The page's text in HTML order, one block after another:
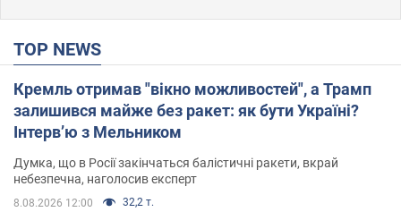
TOP NEWS
Кремль отримав "вікно можливостей", а Трамп
залишився майже без ракет: як бути Україні?
Інтерв’ю з Мельником
Думка, що в Росії закінчаться балістичні ракети, вкрай
небезпечна, наголосив експерт
8.08.2026 12:00 32,2 т.